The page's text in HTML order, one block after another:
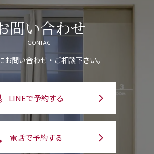
問い合わせ
CONTACT
お問い合わせ・ご相談下さい。
LINEで予約する
電話で予約する